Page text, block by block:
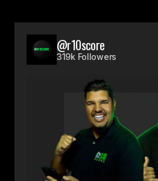
@r10score
319k Followers